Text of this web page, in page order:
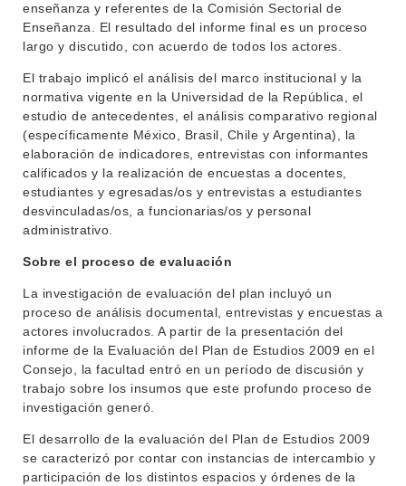
INSTITUCIONAL
DEPARTAMENTOS
INVESTIGACIÓN
BEDELÍA
EVA FCS
OFERTA DE GRADO
POSGRADOS
enseñanza y referentes de la Comisión Sectorial de
Enseñanza. El resultado del informe final es un proceso
largo y discutido, con acuerdo de todos los actores.
El trabajo implicó el análisis del marco institucional y la
normativa vigente en la Universidad de la República, el
estudio de antecedentes, el análisis comparativo regional
(específicamente México, Brasil, Chile y Argentina), la
elaboración de indicadores, entrevistas con informantes
calificados y la realización de encuestas a docentes,
estudiantes y egresadas/os y entrevistas a estudiantes
desvinculadas/os, a funcionarias/os y personal
administrativo.
Sobre el proceso de evaluación
La investigación de evaluación del plan incluyó un
proceso de análisis documental, entrevistas y encuestas a
actores involucrados. A partir de la presentación del
informe de la Evaluación del Plan de Estudios 2009 en el
Consejo, la facultad entró en un período de discusión y
trabajo sobre los insumos que este profundo proceso de
investigación generó.
El desarrollo de la evaluación del Plan de Estudios 2009
se caracterizó por contar con instancias de intercambio y
participación de los distintos espacios y órdenes de la